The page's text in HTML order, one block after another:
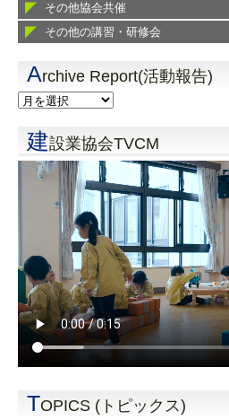
その他協会共催
その他の講習・研修会
Archive Report(活動報告)
建設業協会TVCM
TOPICS (トピックス)